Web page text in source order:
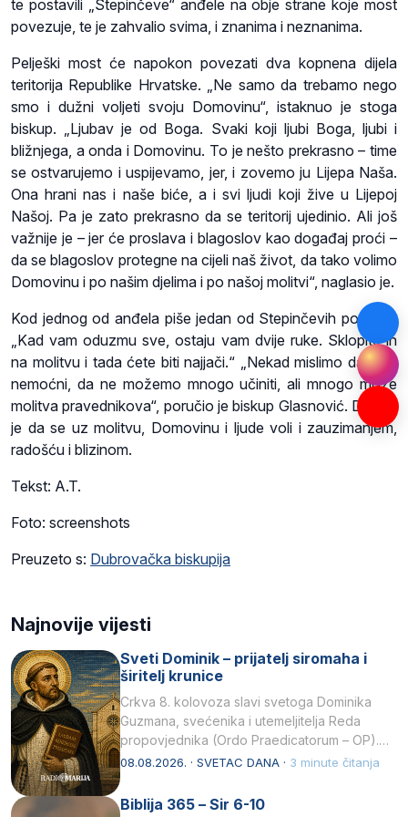
te postavili „Stepinčeve“ anđele na obje strane koje most
povezuje, te je zahvalio svima, i znanima i neznanima.
Pelješki most će napokon povezati dva kopnena dijela
teritorija Republike Hrvatske. „Ne samo da trebamo nego
smo i dužni voljeti svoju Domovinu“, istaknuo je stoga
biskup. „Ljubav je od Boga. Svaki koji ljubi Boga, ljubi i
bližnjega, a onda i Domovinu. To je nešto prekrasno – time
se ostvarujemo i uspijevamo, jer, i zovemo ju Lijepa Naša.
Ona hrani nas i naše biće, a i svi ljudi koji žive u Lijepoj
Našoj. Pa je zato prekrasno da se teritorij ujedinio. Ali još
važnije je – jer će proslava i blagoslov kao događaj proći –
da se blagoslov protegne na cijeli naš život, da tako volimo
Domovinu i po našim djelima i po našoj molitvi“, naglasio je.
Kod jednog od anđela piše jedan od Stepinčevih poticaja:
„Kad vam oduzmu sve, ostaju vam dvije ruke. Sklopite ih
na molitvu i tada ćete biti najjači.“ „Nekad mislimo da smo
nemoćni, da ne možemo mnogo učiniti, ali mnogo može
molitva pravednikova“, poručio je biskup Glasnović. Dodao
je da se uz molitvu, Domovinu i ljude voli i zauzimanjem,
radošću i blizinom.
Tekst: A.T.
Foto: screenshots
Preuzeto s: Dubrovačka biskupija
Najnovije vijesti
Sveti Dominik – prijatelj siromaha i
širitelj krunice
Crkva 8. kolovoza slavi svetoga Dominika
Guzmana, svećenika i utemeljitelja Reda
propovjednika (Ordo Praedicatorum – OP).
Svojim životom, dubokom ljubavlju prema
08.08.2026. · SVETAC DANA · 3 minute čitanja
Biblija 365 – Sir 6-10